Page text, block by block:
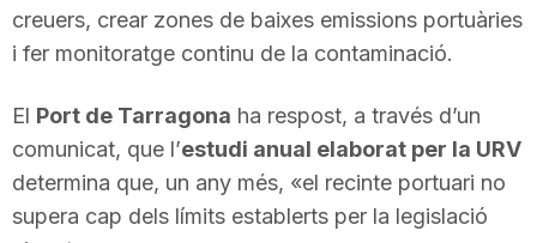
creuers, crear zones de baixes emissions portuàries
i fer monitoratge continu de la contaminació.
El Port de Tarragona ha respost, a través d’un
comunicat, que l’estudi anual elaborat per la URV
determina que, un any més, «el recinte portuari no
supera cap dels límits establerts per la legislació